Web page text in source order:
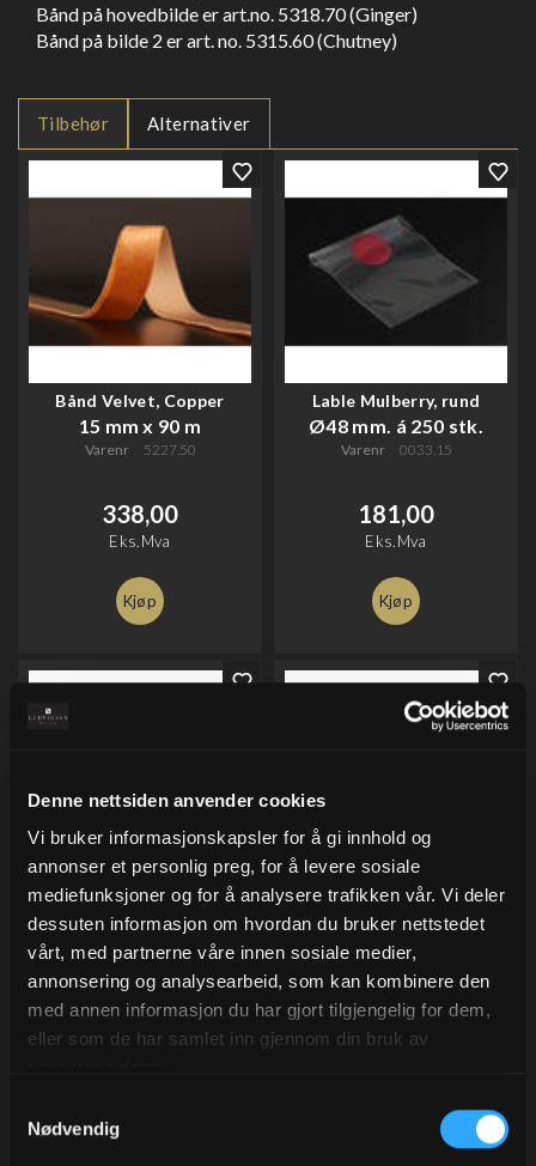
Denne nettsiden anvender cookies
Vi bruker informasjonskapsler for å gi innhold og
annonser et personlig preg, for å levere sosiale
mediefunksjoner og for å analysere trafikken vår. Vi deler
dessuten informasjon om hvordan du bruker nettstedet
vårt, med partnerne våre innen sosiale medier,
annonsering og analysearbeid, som kan kombinere den
med annen informasjon du har gjort tilgjengelig for dem,
eller som de har samlet inn gjennom din bruk av
Nødvendig
Bånd på hovedbilde er art.no. 5318.70 (Ginger)
Bånd på bilde 2 er art. no. 5315.60 (Chutney)
Tilbehør Alternativer
Bånd Velvet, Copper
15 mm x 90 m
Varenr 5227.50
338,00
Eks.Mva
Kjøp
Lable Mulberry, rund
Ø48 mm. á 250 stk.
Varenr 0033.15
181,00
Eks.Mva
Kjøp
Bånd Opak, Burgundy
10 mm x 200 m
55,00
Nectar
10 mm x 50 m
Varenr 206310.27
72,00